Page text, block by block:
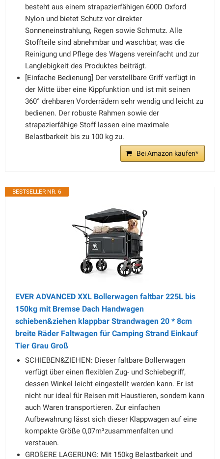
besteht aus einem strapazierfähigen 600D Oxford
Nylon und bietet Schutz vor direkter
Sonneneinstrahlung, Regen sowie Schmutz. Alle
Stoffteile sind abnehmbar und waschbar, was die
Reinigung und Pflege des Wagens vereinfacht und zur
Langlebigkeit des Produktes beiträgt.
[Einfache Bedienung] Der verstellbare Griff verfügt in
der Mitte über eine Kippfunktion und ist mit seinen
360° drehbaren Vorderrädern sehr wendig und leicht zu
bedienen. Der robuste Rahmen sowie der
strapazierfähige Stoff lassen eine maximale
Belastbarkeit bis zu 100 kg zu.
Bei Amazon kaufen*
BESTSELLER NR. 6
EVER ADVANCED XXL Bollerwagen faltbar 225L bis
150kg mit Bremse Dach Handwagen
schieben&ziehen klappbar Strandwagen 20 * 8cm
breite Räder Faltwagen für Camping Strand Einkauf
Tier Grau Groß
SCHIEBEN&ZIEHEN: Dieser faltbare Bollerwagen
verfügt über einen flexiblen Zug- und Schiebegriff,
dessen Winkel leicht eingestellt werden kann. Er ist
nicht nur ideal für Reisen mit Haustieren, sondern kann
auch Waren transportieren. Zur einfachen
Aufbewahrung lässt sich dieser Klappwagen auf eine
kompakte Größe 0,07m³zusammenfalten und
verstauen.
GROßERE LAGERUNG: Mit 150kg Belastbarkeit und